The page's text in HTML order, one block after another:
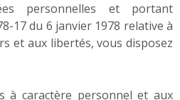
personnelles et portant
17 du 6 janvier 1978 relative à
et aux libertés, vous disposez
à caractère personnel et aux